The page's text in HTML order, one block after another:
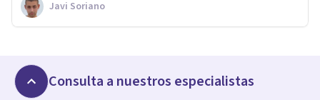
Javi Soriano
Consulta a nuestros especialistas